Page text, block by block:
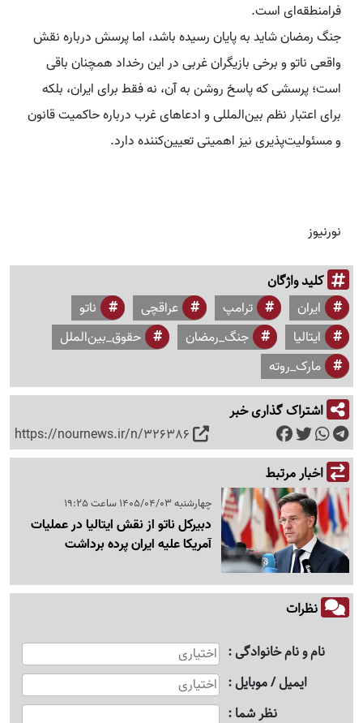
فرامنطقه‌ای است.
جنگ رمضان شاید به پایان رسیده باشد، اما پرسش درباره نقش
واقعی ناتو و برخی بازیگران غربی در این رخداد همچنان باقی
است؛ پرسشی که پاسخ روشن به آن، نه فقط برای ایران، بلکه
برای اعتبار نظم بین‌المللی و ادعاهای غرب درباره حاکمیت قانون
و مسئولیت‌پذیری نیز اهمیتی تعیین‌کننده دارد.
نورنیوز
کلید واژگان
ایران ترامپ عراقچی
ناتو
ایتالیا
جنگ_رمضان
حقوق_بین‌الملل
مارک_روته
اشتراک گذاری خبر
https://nournews.ir/n/326386
اخبار مرتبط
چهارشنبه 1405/04/03 ساعت 19:25
دبیرکل ناتو از نقش ایتالیا در عملیات
آمریکا علیه ایران پرده برداشت
نظرات
نام و نام خانوادگی
ایمیل / موبایل
نظر شما